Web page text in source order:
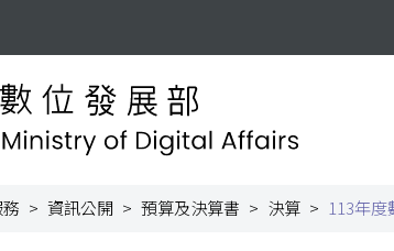
部全球資訊網
資訊公開 預算及決算書 決算 113年度